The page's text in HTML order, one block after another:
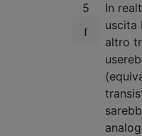
5
In
uscita
altro